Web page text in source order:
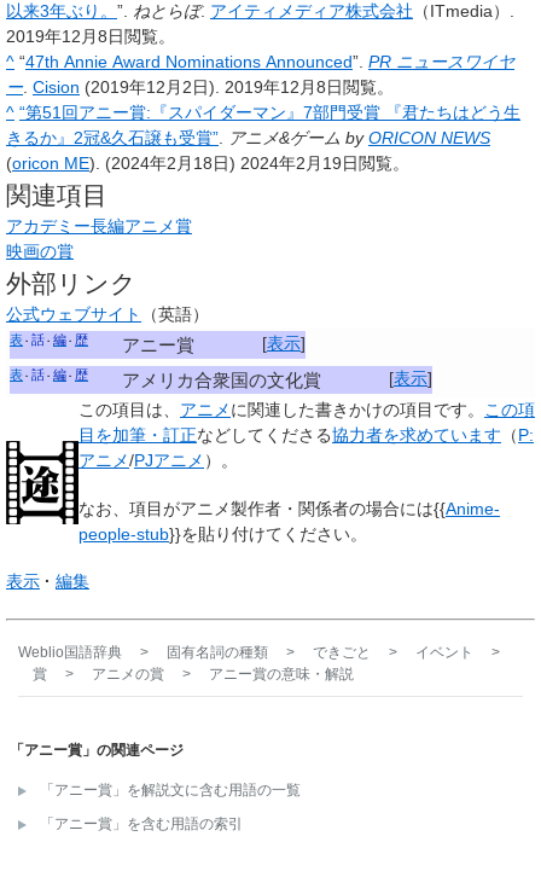
以来3年ぶり。 ”. ねとらぼ. アイティメディア株式会社 （ITmedia）.
2019年12月8日閲覧。
^ “47th Annie Award Nominations Announced”. PR ニュースワイヤ
ー. Cision (2019年12月2日). 2019年12月8日閲覧。
^ “第51回アニー賞:『スパイダーマン』7部門受賞 『君たちはどう生
きるか』2冠&久石譲も受賞”. アニメ&ゲーム byORICON NEWS
(oricon ME). (2024年2月18日) 2024年2月19日閲覧。
関連項目
アカデミー長編アニメ賞
映画の賞
外部リンク
公式ウェブサイト
（英語）
[表示]
表 話 編 歴 アニー賞
[表示]
表 話 編 歴 アメリカ合衆国の文化賞
この項目は、 アニメに関連した書きかけの項目 です。 この項
目を加筆・訂正などしてくださる協力者を求めています （P:
アニメ/PJアニメ ）。
なお、項目がアニメ製作者・関係者の場合には{{Anime-
people-stub}}を貼り付けてください。
表示 編集
Weblio国語辞典 > 固有名詞の種類 > できごと > イベント
>
賞
> アニメの賞 > アニー賞の意味・解説
「アニー賞」の関連ページ
「アニー賞」を解説文に含む用語の一覧
「アニー賞」を含む用語の索引